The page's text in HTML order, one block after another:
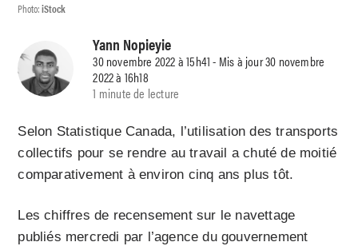
Photo:iStock
Yann Nopieyie
30 novembre 2022 à 15h41 - Mis à jour 30 novembre
2022 à 16h18
1 minute de lecture
Selon Statistique Canada, l’utilisation des transports
collectifs pour se rendre au travail a chuté de moitié
comparativement à environ cinq ans plus tôt.
Les chiffres de recensement sur le navettage
publiés mercredi par l’agence du gouvernement